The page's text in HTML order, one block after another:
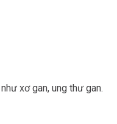
xơ gan, ung thư gan.